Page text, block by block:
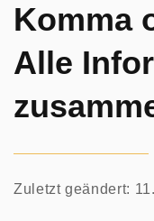
Komma
Alle
Zuletzt geändert: